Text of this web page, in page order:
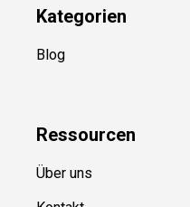
Ressource
Über uns